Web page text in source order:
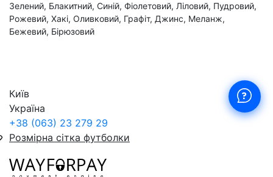
Зелений, Блакитний, Синій, Фіолетовий, Ліловий, Пудровий,
Рожевий, Хакі, Оливковий, Графіт, Джинс, Меланж,
Бежевий, Бірюзовий
Київ
Україна
+38 (063) 23 279 29
Розмірна сітка футболки